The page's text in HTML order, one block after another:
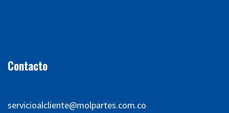
Contacto
servicioalcliente@molpartes.com.co